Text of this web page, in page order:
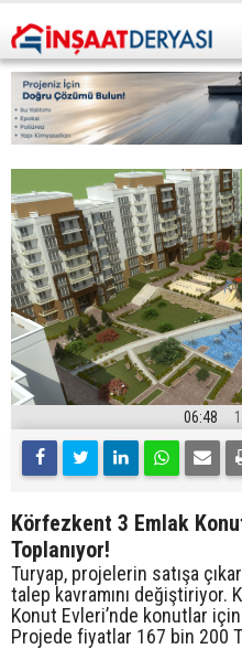
06:48
Körfezkent 3 Emlak
Toplanıyor!
Turyap, projelerin satışa
talep kavramını değiştiriyor.
Konut Evleri’nde konutlar
Projede fiyatlar 167 bin 200